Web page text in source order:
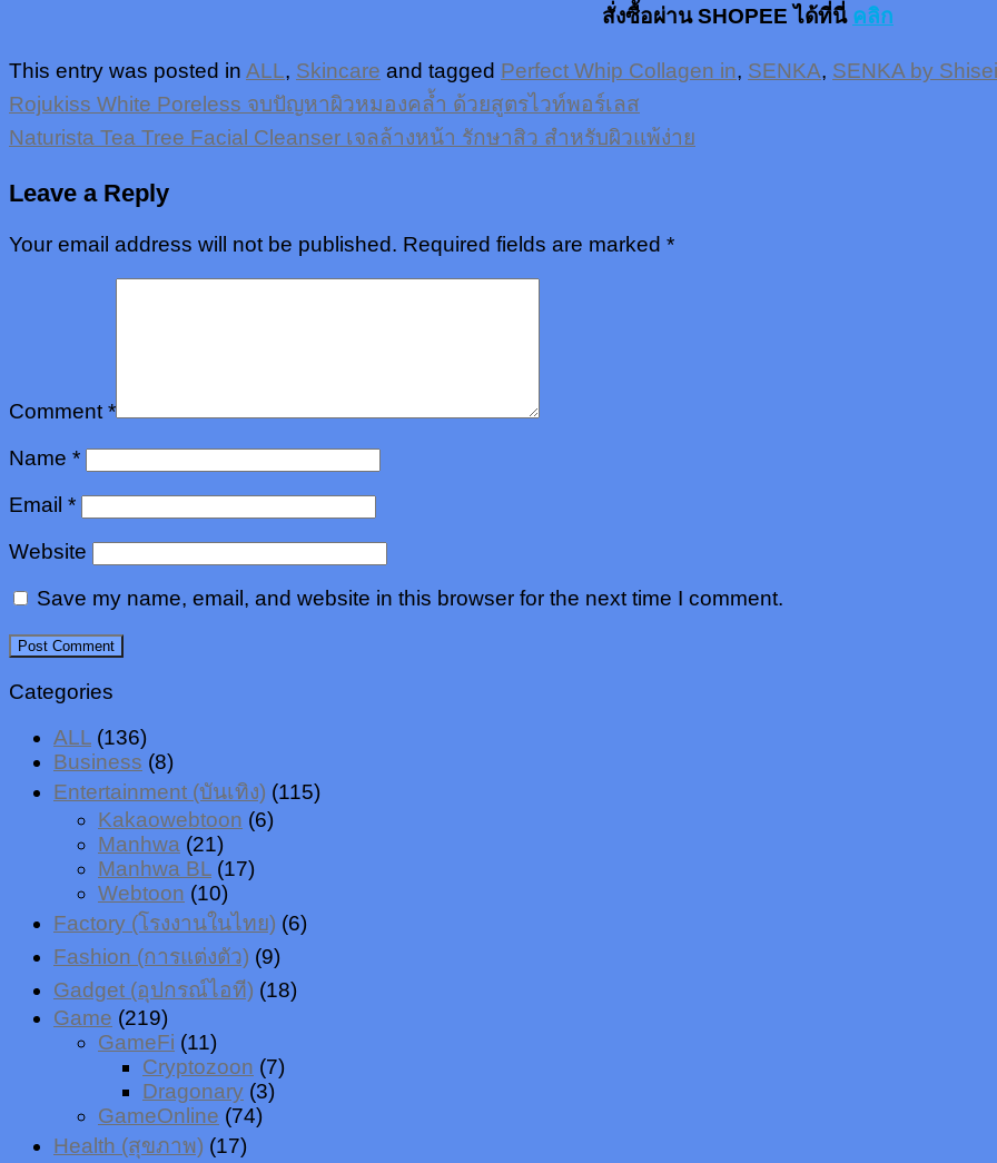
สั่งซื้อผ่าน SHOPEE ได้ที่นี่ คลิก
This entry was posted in ALL, Skincare and tagged Perfect Whip Collagen in, SENKA, SENKA by
Rojukiss White Poreless จบปัญหาผิวหมองคล้ำ ด้วยสูตรไวท์พอร์เลส
Naturista Tea Tree Facial Cleanser เจลล้างหน้า รักษาสิว สำหรับผิวแพ้ง่าย
Leave a Reply
Your email address will not be published. Required fields are marked *
Comment*
Name *
Email *
Website
Save my name, email, and website in this browser for the next time I comment.
Categories
ALL (136)
Business (8)
Entertainment (บันเทิง) (115)
Kakaowebtoon (6)
Manhwa (21)
Manhwa BL (17)
Webtoon (10)
Factory (โรงงานในไทย) (6)
Fashion (การแต่งตัว) (9)
Gadget (อุปกรณ์ไอที) (18)
Game (219)
GameFi (11)
Cryptozoon (7)
Dragonary (3)
GameOnline (74)
Health (สุขภาพ) (17)